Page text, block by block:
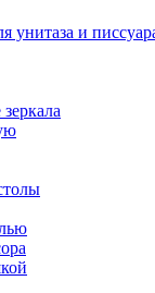
унитаза и